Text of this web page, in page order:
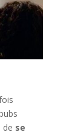
de se